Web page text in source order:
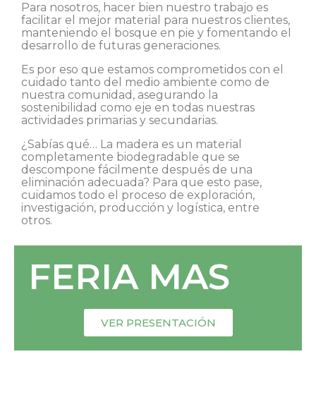
Para nosotros, hacer bien nuestro trabajo es
facilitar el mejor material para nuestros clientes,
manteniendo el bosque en pie y fomentando el
desarrollo de futuras generaciones.
Es por eso que estamos comprometidos con el
cuidado tanto del medio ambiente como de
nuestra comunidad, asegurando la
sostenibilidad como eje en todas nuestras
actividades primarias y secundarias.
¿Sabías qué… La madera es un material
completamente biodegradable que se
descompone fácilmente después de una
eliminación adecuada? Para que esto pase,
cuidamos todo el proceso de exploración,
investigación, producción y logística, entre
otros.
FERIA MAS
VER PRESENTACIÓN